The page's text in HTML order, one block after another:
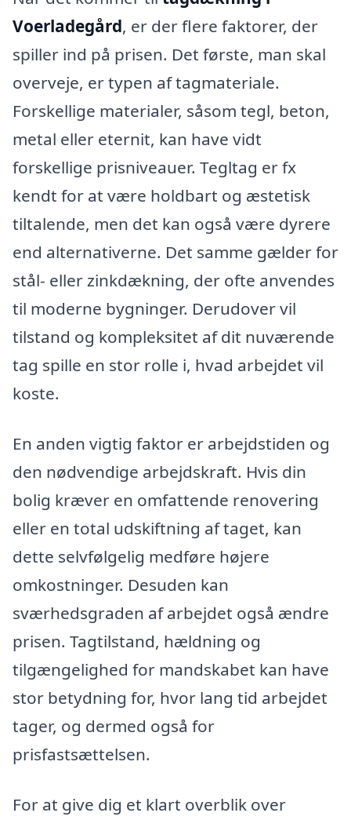
Voerladegård, er der flere faktorer, der
spiller ind på prisen. Det første, man skal
overveje, er typen af tagmateriale.
Forskellige materialer, såsom tegl, beton,
metal eller eternit, kan have vidt
forskellige prisniveauer. Tegltag er fx
kendt for at være holdbart og æstetisk
tiltalende, men det kan også være dyrere
end alternativerne. Det samme gælder for
stål- eller zinkdækning, der ofte anvendes
til moderne bygninger. Derudover vil
tilstand og kompleksitet af dit nuværende
tag spille en stor rolle i, hvad arbejdet vil
koste.
En anden vigtig faktor er arbejdstiden og
den nødvendige arbejdskraft. Hvis din
bolig kræver en omfattende renovering
eller en total udskiftning af taget, kan
dette selvfølgelig medføre højere
omkostninger. Desuden kan
sværhedsgraden af arbejdet også ændre
prisen. Tagtilstand, hældning og
tilgængelighed for mandskabet kan have
stor betydning for, hvor lang tid arbejdet
tager, og dermed også for
prisfastsættelsen.
For at give dig et klart overblik over